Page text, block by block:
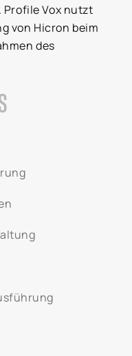
Profile Vox nutzt
von Hicron beim
des